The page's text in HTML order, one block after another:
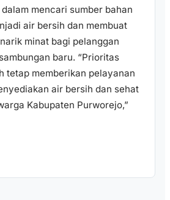
mencari sumber bahan
air bersih dan membuat
minat bagi pelanggan
baru. “Prioritas
tetap memberikan pelayanan
air bersih dan sehat
Kabupaten Purworejo,”